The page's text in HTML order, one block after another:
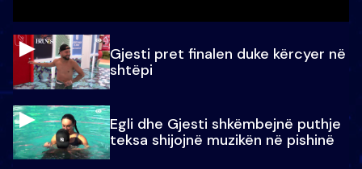
Gjesti pret finalen duke kërcyer në
shtëpi
Egli dhe Gjesti shkëmbejnë puthje
teksa shijojnë muzikën në pishinë